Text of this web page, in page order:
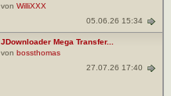
von WilliXXX
05.06.26 15:34
JDownloader Mega Transfer...
von bossthomas
27.07.26 17:40